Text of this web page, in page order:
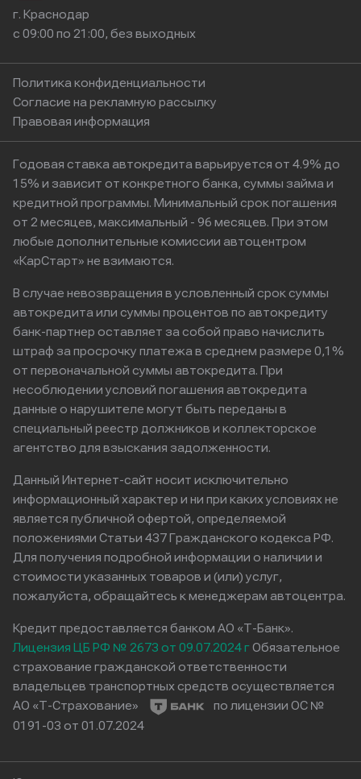
г. Краснодар
с 09:00 по 21:00, без выходных
Политика конфиденциальности
Согласие на рекламную рассылку
Правовая информация
Годовая ставка автокредита варьируется от 4.9% до
15% и зависит от конкретного банка, суммы займа и
кредитной программы. Минимальный срок погашения
от 2 месяцев, максимальный - 96 месяцев. При этом
любые дополнительные комиссии автоцентром
«КарСтарт» не взимаются.
В случае невозвращения в условленный срок суммы
автокредита или суммы процентов по автокредиту
банк-партнер оставляет за собой право начислить
штраф за просрочку платежа в среднем размере 0,1%
от первоначальной суммы автокредита. При
несоблюдении условий погашения автокредита
данные о нарушителе могут быть переданы в
специальный реестр должников и коллекторское
агентство для взыскания задолженности.
Данный Интернет-сайт носит исключительно
информационный характер и ни при каких условиях не
является публичной офертой, определяемой
положениями Статьи 437 Гражданского кодекса РФ.
Для получения подробной информации о наличии и
стоимости указанных товаров и (или) услуг,
пожалуйста, обращайтесь к менеджерам автоцентра.
Кредит предоставляется банком АО «Т-Банк».
Лицензия ЦБ РФ № 2673 от 09.07.2024 гОбязательное
страхование гражданской ответственности
владельцев транспортных средств осуществляется
АО «Т-Страхование»
по лицензии ОС №
0191-03 от 01.07.2024